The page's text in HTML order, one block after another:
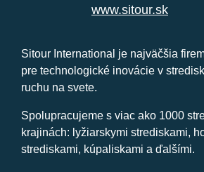
www.sitour.sk
Sitour International je najväčšia
pre technologické inovácie v
ruchu na svete.
Spolupracujeme s viac ako 1000
krajinách: lyžiarskymi strediskami,
strediskami, kúpaliskami a ďalšími.